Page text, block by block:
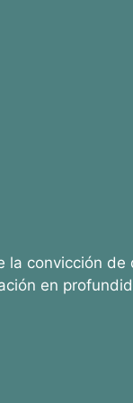
la convicción de
en